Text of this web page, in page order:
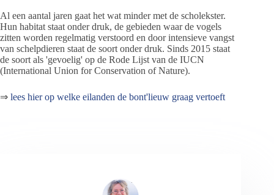
Al een aantal jaren gaat het wat minder met de scholekster.
Hun habitat staat onder druk, de gebieden waar de vogels
zitten worden regelmatig verstoord en door intensieve vangst
van schelpdieren staat de soort onder druk. Sinds 2015 staat
de soort als 'gevoelig' op de Rode Lijst van de IUCN
(International Union for Conservation of Nature).
⇒ lees hier op welke eilanden de bont'lieuw graag vertoeft